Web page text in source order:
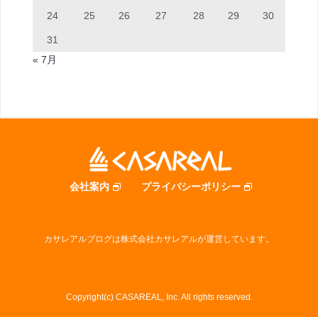
24 25 26 27 28 29 30
31
« 7月
会社案内 プライバシーポリシー
カサレアルブログは株式会社カサレアルが運営しています。
Copyright(c) CASAREAL, Inc. All rights reserved.